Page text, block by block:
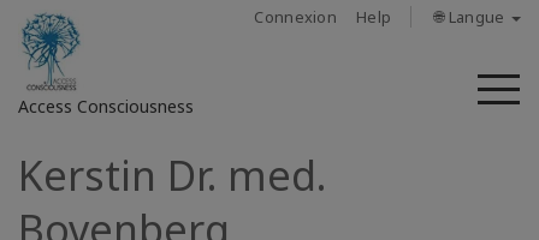
Connexion Help 🌐 Langue
Access Consciousness
Connectez-
sur
Kerstin Dr. med.